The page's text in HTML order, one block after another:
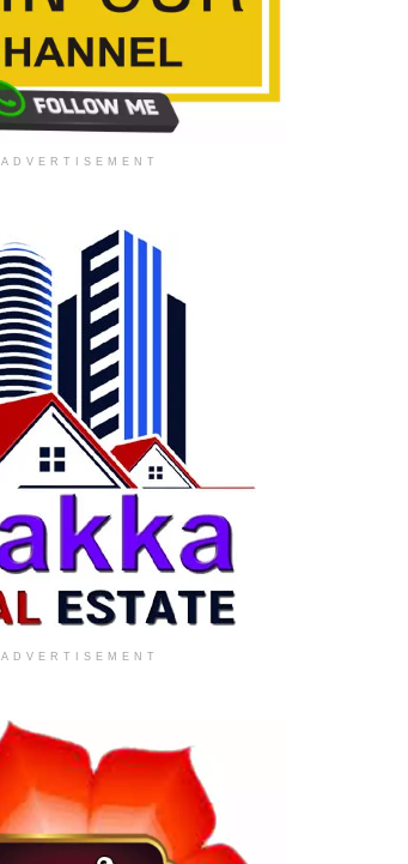
ADVERTISEMENT
ADVERTISEMENT